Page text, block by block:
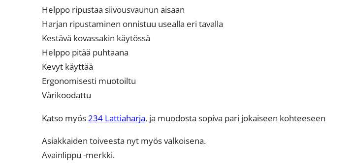
Helppo ripustaa siivousvaunun aisaan
Harjan ripustaminen onnistuu usealla eri tavalla
Kestävä kovassakin käytössä
Helppo pitää puhtaana
Kevyt käyttää
Ergonomisesti muotoiltu
Värikoodattu
Katso myös 234 Lattiaharja, ja muodosta sopiva pari jokaiseen kohteeseen
Asiakkaiden toiveesta nyt myös valkoisena.
Avainlippu -merkki.